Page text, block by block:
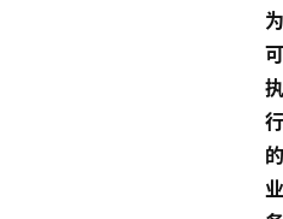
为
可
执
行
的
业